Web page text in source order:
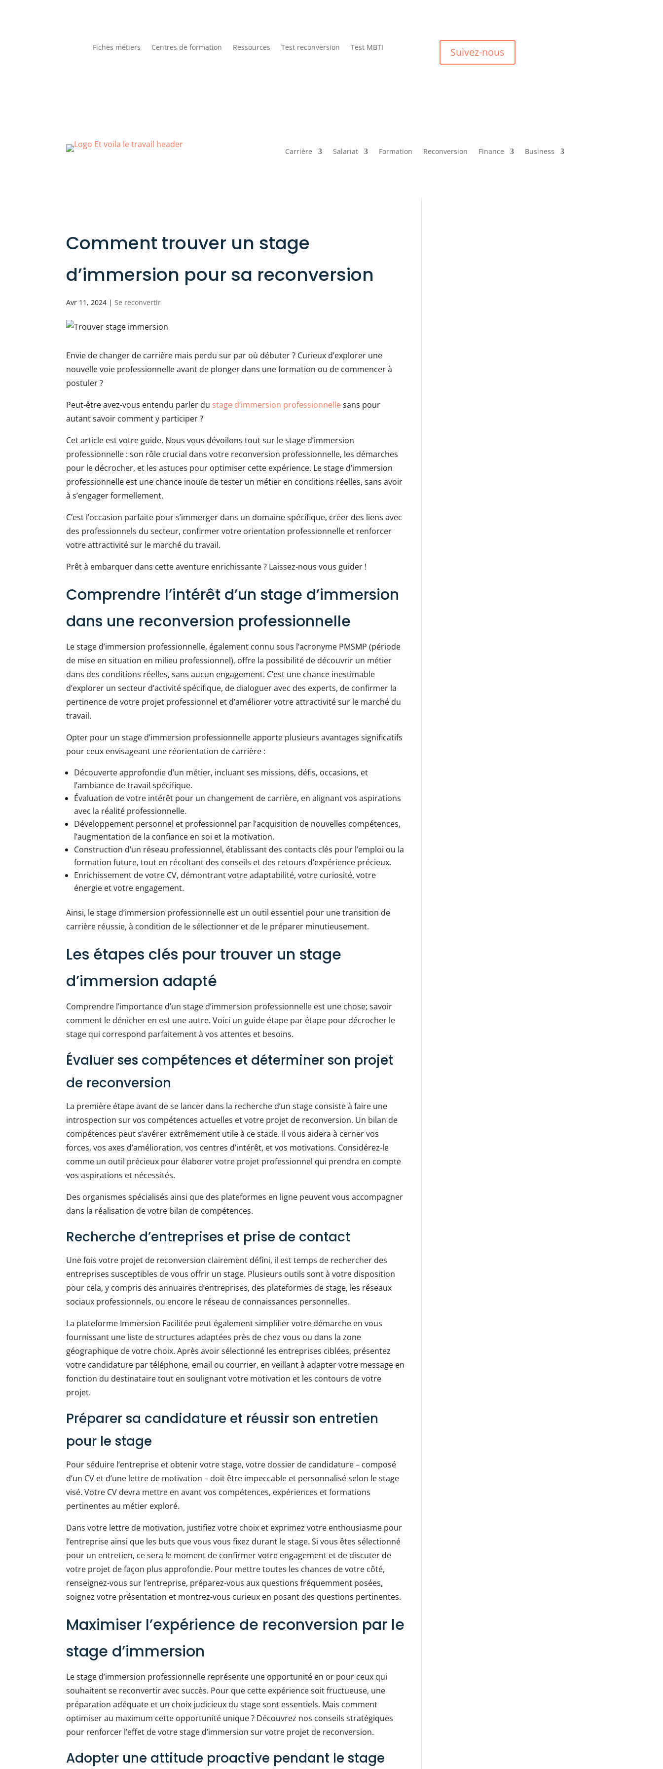
Fiches métiers Centres de formation Ressources Test reconversion Test MBTI Suivez-nous
Carrière Salariat Formation Reconversion Finance Business
Comment trouver un stage
d’immersion pour sa reconversion
Avr 11, 2024 | Se reconvertir
Envie de changer de carrière mais perdu sur par où débuter ? Curieux d’explorer une
nouvelle voie professionnelle avant de plonger dans une formation ou de commencer à
postuler ?
Peut-être avez-vous entendu parler du stage d’immersion professionnellesans pour
autant savoir comment y participer ?
Cet article est votre guide. Nous vous dévoilons tout sur le stage d’immersion
professionnelle : son rôle crucial dans votre reconversion professionnelle, les démarches
pour le décrocher, et les astuces pour optimiser cette expérience. Le stage d’immersion
professionnelle est une chance inouïe de tester un métier en conditions réelles, sans avoir
à s’engager formellement.
C’est l’occasion parfaite pour s’immerger dans un domaine spécifique, créer des liens avec
des professionnels du secteur, confirmer votre orientation professionnelle et renforcer
votre attractivité sur le marché du travail.
Prêt à embarquer dans cette aventure enrichissante ? Laissez-nous vous guider !
Comprendre l’intérêt d’un stage d’immersion
dans une reconversion professionnelle
Le stage d’immersion professionnelle, également connu sous l’acronyme PMSMP (période
de mise en situation en milieu professionnel), offre la possibilité de découvrir un métier
dans des conditions réelles, sans aucun engagement. C’est une chance inestimable
d’explorer un secteur d’activité spécifique, de dialoguer avec des experts, de confirmer la
pertinence de votre projet professionnel et d’améliorer votre attractivité sur le marché du
travail.
Opter pour un stage d’immersion professionnelle apporte plusieurs avantages significatifs
pour ceux envisageant une réorientation de carrière :
Découverte approfondie d’un métier, incluant ses missions, défis, occasions, et
l’ambiance de travail spécifique.
Évaluation de votre intérêt pour un changement de carrière, en alignant vos aspirations
avec la réalité professionnelle.
Développement personnel et professionnel par l’acquisition de nouvelles compétences,
l’augmentation de la confiance en soi et la motivation.
Construction d’un réseau professionnel, établissant des contacts clés pour l’emploi ou la
formation future, tout en récoltant des conseils et des retours d’expérience précieux.
Enrichissement de votre CV, démontrant votre adaptabilité, votre curiosité, votre
énergie et votre engagement.
Ainsi, le stage d’immersion professionnelle est un outil essentiel pour une transition de
carrière réussie, à condition de le sélectionner et de le préparer minutieusement.
Les étapes clés pour trouver un stage
d’immersion adapté
Comprendre l’importance d’un stage d’immersion professionnelle est une chose; savoir
comment le dénicher en est une autre. Voici un guide étape par étape pour décrocher le
stage qui correspond parfaitement à vos attentes et besoins.
Évaluer ses compétences et déterminer son projet
de reconversion
La première étape avant de se lancer dans la recherche d’un stage consiste à faire une
introspection sur vos compétences actuelles et votre projet de reconversion. Un bilan de
compétences peut s’avérer extrêmement utile à ce stade. Il vous aidera à cerner vos
forces, vos axes d’amélioration, vos centres d’intérêt, et vos motivations. Considérez-le
comme un outil précieux pour élaborer votre projet professionnel qui prendra en compte
vos aspirations et nécessités.
Des organismes spécialisés ainsi que des plateformes en ligne peuvent vous accompagner
dans la réalisation de votre bilan de compétences.
Recherche d’entreprises et prise de contact
Une fois votre projet de reconversion clairement défini, il est temps de rechercher des
entreprises susceptibles de vous offrir un stage. Plusieurs outils sont à votre disposition
pour cela, y compris des annuaires d’entreprises, des plateformes de stage, les réseaux
sociaux professionnels, ou encore le réseau de connaissances personnelles.
La plateforme Immersion Facilitée peut également simplifier votre démarche en vous
fournissant une liste de structures adaptées près de chez vous ou dans la zone
géographique de votre choix. Après avoir sélectionné les entreprises ciblées, présentez
votre candidature par téléphone, email ou courrier, en veillant à adapter votre message en
fonction du destinataire tout en soulignant votre motivation et les contours de votre
projet.
Préparer sa candidature et réussir son entretien
pour le stage
Pour séduire l’entreprise et obtenir votre stage, votre dossier de candidature – composé
d’un CV et d’une lettre de motivation – doit être impeccable et personnalisé selon le stage
visé. Votre CV devra mettre en avant vos compétences, expériences et formations
pertinentes au métier exploré.
Dans votre lettre de motivation, justifiez votre choix et exprimez votre enthousiasme pour
l’entreprise ainsi que les buts que vous vous fixez durant le stage. Si vous êtes sélectionné
pour un entretien, ce sera le moment de confirmer votre engagement et de discuter de
votre projet de façon plus approfondie. Pour mettre toutes les chances de votre côté,
renseignez-vous sur l’entreprise, préparez-vous aux questions fréquemment posées,
soignez votre présentation et montrez-vous curieux en posant des questions pertinentes.
Maximiser l’expérience de reconversion par le
stage d’immersion
Le stage d’immersion professionnelle représente une opportunité en or pour ceux qui
souhaitent se reconvertir avec succès. Pour que cette expérience soit fructueuse, une
préparation adéquate et un choix judicieux du stage sont essentiels. Mais comment
optimiser au maximum cette opportunité unique ? Découvrez nos conseils stratégiques
pour renforcer l’effet de votre stage d’immersion sur votre projet de reconversion.
Adopter une attitude proactive pendant le stage